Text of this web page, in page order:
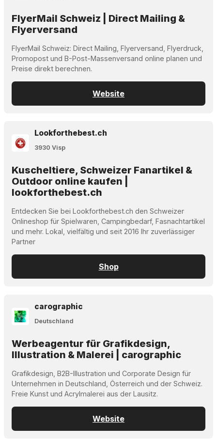
FlyerMail Schweiz | Direct Mailing &
Flyerversand
FlyerMail Schweiz: Direct Mailing, Flyerversand, Flyerdruck,
Promopost und B-Post-Massenversand online planen und
Preise direkt berechnen.
Website
Lookforthebest.ch
3930 Visp
Kuscheltiere, Schweizer Fanartikel &
Outdoor online kaufen |
lookforthebest.ch
Entdecken Sie bei Lookforthebest.ch den Schweizer
Onlineshop für Spielwaren, Campingbedarf, Fasnachtartikel
und mehr. Lokal, vielfältig und seit 2016 Ihr zuverlässiger
Partner
Shop
carographic
Deutschland
Werbeagentur für Grafikdesign,
Illustration & Malerei | carographic
Grafikdesign, B2B-Illustration und Corporate Design für
Unternehmen in Deutschland, Österreich und der Schweiz.
Freie Kunst und Acrylmalerei aus der Lausitz.
Website